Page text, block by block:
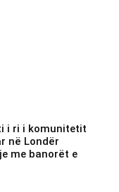
i ri i komunitetit
në Londër
me banorët e